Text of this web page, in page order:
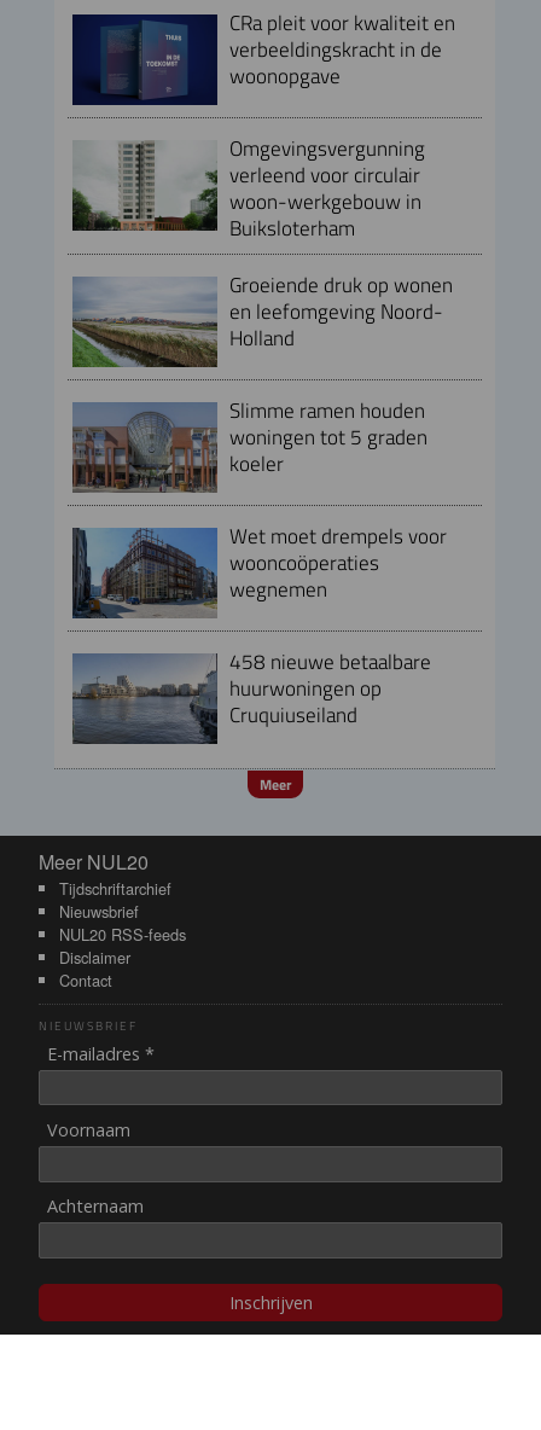
CRa pleit voor kwaliteit en
verbeeldingskracht in de
woonopgave
Omgevingsvergunning
verleend voor circulair
woon-werkgebouw in
Buiksloterham
Groeiende druk op wonen
en leefomgeving Noord-
Holland
Slimme ramen houden
woningen tot 5 graden
koeler
Wet moet drempels voor
wooncoöperaties
wegnemen
458 nieuwe betaalbare
huurwoningen op
Cruquiuseiland
Meer
Meer NUL20
Meer NUL20
Tijdschriftarchief
Nieuwsbrief
NUL20 RSS-feeds
Disclaimer
Contact
NIEUWSBRIEF
E-mailadres *
Voornaam
Achternaam
Inschrijven